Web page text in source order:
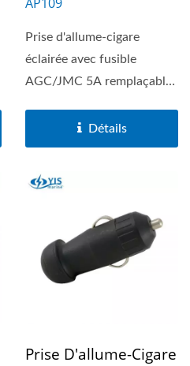
Prise d'allume-cigare
éclairée avec fusible
AGC/JMC 5A remplaçable,
Détails
Prise D'allume-Cigare